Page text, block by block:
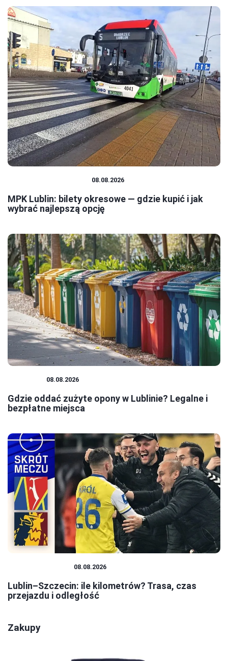
08.08.2026
MPK Lublin: bilety okresowe — gdzie kupić i jak
wybrać najlepszą opcję
08.08.2026
Gdzie oddać zużyte opony w Lublinie? Legalne i
bezpłatne miejsca
08.08.2026
Lublin–Szczecin: ile kilometrów? Trasa, czas
przejazdu i odległość
Zakupy